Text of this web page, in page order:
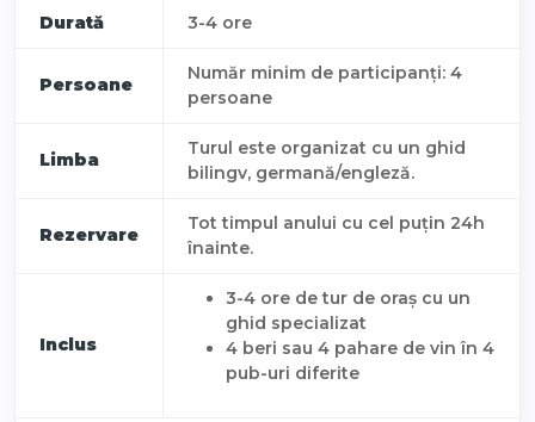
Durată 3-4 ore
Persoane
Număr minim de participanți: 4
persoane
Limba
Turul este organizat cu un ghid
bilingv, germană/engleză.
Rezervare
Tot timpul anului cu cel puțin 24h
înainte.
Inclus
3-4 ore de tur de oraș cu un
ghid specializat
4 beri sau 4 pahare de vin în 4
pub-uri diferite